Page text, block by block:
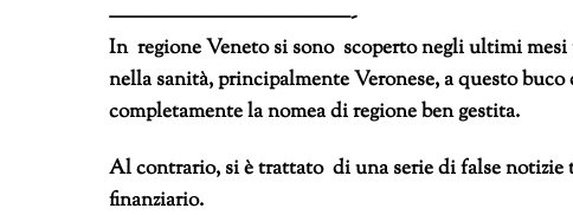
————————————-
In regione Veneto si sono scoperto negli ultimi
nella sanità, principalmente Veronese, a questo
completamente la nomea di regione ben gestita.
Al contrario, si è trattato di una serie di false notizie
finanziario.